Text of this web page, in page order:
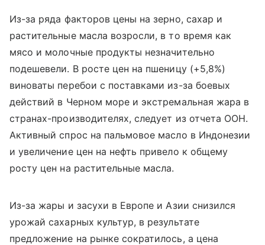
Из-за ряда факторов цены на зерно, сахар и
растительные масла возросли, в то время как
мясо и молочные продукты незначительно
подешевели. В росте цен на пшеницу (+5,8%)
виноваты перебои с поставками из-за боевых
действий в Черном море и экстремальная жара в
странах-производителях, следует из отчета ООН.
Активный спрос на пальмовое масло в Индонезии
и увеличение цен на нефть привело к общему
росту цен на растительные масла.
Из-за жары и засухи в Европе и Азии снизился
урожай сахарных культур, в результате
предложение на рынке сократилось, а цена